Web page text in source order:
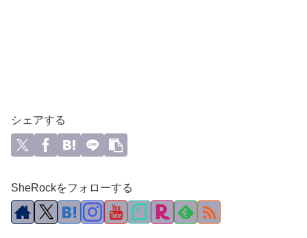
シェアする
SheRockをフォローする